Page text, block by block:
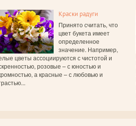
Краски радуги
Принято считать, что
цвет букета имеет
определенное
значение. Например,
цветы ассоциируются с чистотой и
розовые – с юностью и
а красные – с любовью и